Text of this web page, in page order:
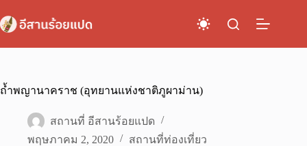
to
content
ถ้ำพญานาคราช (อุทยานแห่งชาติภูผาม่าน)
สถานที่ อีสานร้อยแปด
พฤษภาคม 2, 2020
สถานที่ท่องเที่ยว